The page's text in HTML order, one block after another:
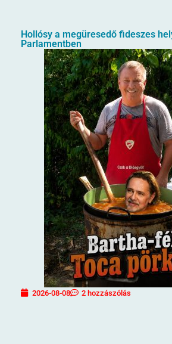
Hollósy a megüresedő fideszes
Parlamentben
2026-08-08 2 hozzászólás